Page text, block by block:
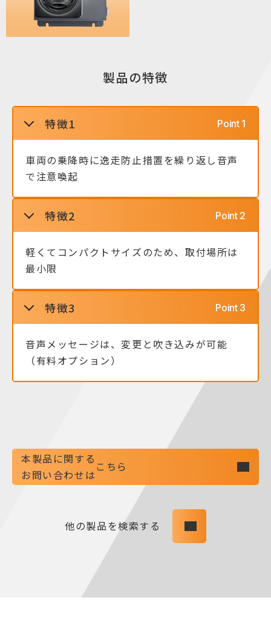
製品の特徴
特徴1
車両の乗降時に逸走防止措置を繰り返し音声
で注意喚起
特徴2
軽くてコンパクトサイズのため、取付場所は
最小限
特徴3
音声メッセージは、変更と吹き込みが可能
（有料オプション）
本製品に関する
お問い合わせは
こちら
他の製品を検索する